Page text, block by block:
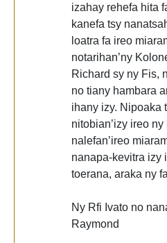
izahay rehefa hita
kanefa tsy
loatra fa ireo
notarihan’ny
Richard sy ny Fis,
no tiany hambara
ihany izy. Nipoaka
nitobian’izy ireo
nalefan’ireo
nanapa-kevitra izy
toerana, araka ny
Ny Rfi Ivato no
Raymond